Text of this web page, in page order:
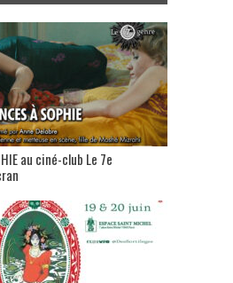
au ciné-club Le 7e